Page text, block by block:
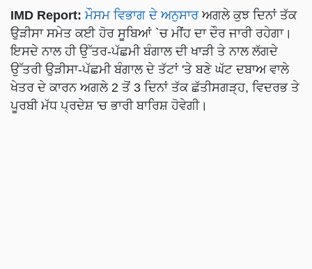
IMD Report: ਮੌਸਮ ਵਿਭਾਗ ਦੇ ਅਨੁਸਾਰਅਗਲੇ ਕੁਝ ਦਿਨਾਂ ਤੱਕ
ਉੜੀਸਾ ਸਮੇਤ ਕਈ ਹੋਰ ਸੂਬਿਆਂ `ਚ ਮੀਂਹ ਦਾ ਦੌਰ ਜਾਰੀ ਰਹੇਗਾ।
ਇਸਦੇ ਨਾਲ ਹੀ ਉੱਤਰ-ਪੱਛਮੀ ਬੰਗਾਲ ਦੀ ਖਾੜੀ ਤੇ ਨਾਲ ਲੱਗਦੇ
ਉੱਤਰੀ ਉੜੀਸਾ-ਪੱਛਮੀ ਬੰਗਾਲ ਦੇ ਤੱਟਾਂ 'ਤੇ ਬਣੇ ਘੱਟ ਦਬਾਅ ਵਾਲੇ
ਖੇਤਰ ਦੇ ਕਾਰਨ ਅਗਲੇ 2 ਤੋਂ 3 ਦਿਨਾਂ ਤੱਕ ਛੱਤੀਸਗੜ੍ਹ, ਵਿਦਰਭ ਤੇ
ਪੂਰਬੀ ਮੱਧ ਪ੍ਰਦੇਸ਼ 'ਚ ਭਾਰੀ ਬਾਰਿਸ਼ ਹੋਵੇਗੀ।